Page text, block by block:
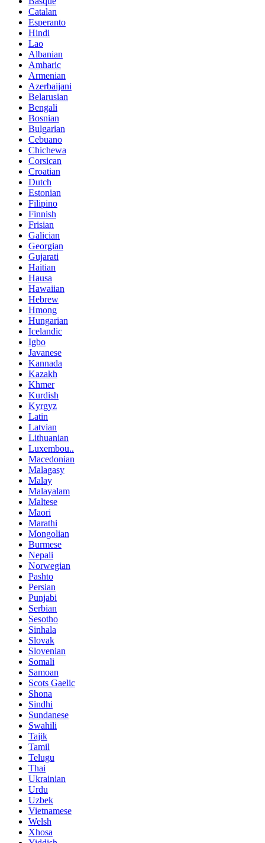
Catalan
Esperanto
Hindi
Lao
Albanian
Amharic
Armenian
Azerbaijani
Belarusian
Bengali
Bosnian
Bulgarian
Cebuano
Chichewa
Corsican
Croatian
Dutch
Estonian
Filipino
Finnish
Frisian
Galician
Georgian
Gujarati
Haitian
Hausa
Hawaiian
Hebrew
Hmong
Hungarian
Icelandic
Igbo
Javanese
Kannada
Kazakh
Khmer
Kurdish
Kyrgyz
Latin
Latvian
Lithuanian
Luxembou..
Macedonian
Malagasy
Malay
Malayalam
Maltese
Maori
Marathi
Mongolian
Burmese
Nepali
Norwegian
Pashto
Persian
Punjabi
Serbian
Sesotho
Sinhala
Slovak
Slovenian
Somali
Samoan
Scots Gaelic
Shona
Sindhi
Sundanese
Swahili
Tajik
Tamil
Telugu
Thai
Ukrainian
Urdu
Uzbek
Vietnamese
Welsh
Xhosa